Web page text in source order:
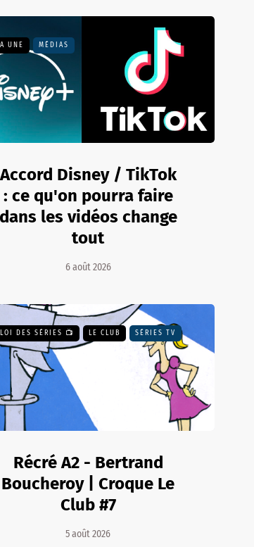
UNE MÉDIAS
Accord Disney / TikTok
: ce qu'on pourra faire
dans les vidéos change
tout
6 août 2026
DES SÉRIES 📺 LE CLUB SÉRIES TV
Récré A2 - Bertrand
Boucheroy | Croque Le
Club #7
5 août 2026